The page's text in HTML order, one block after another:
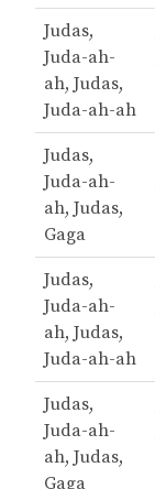
Judas,
Juda-ah-
ah, Judas,
Juda-ah-ah
Judas,
Juda-ah-
ah, Judas,
Gaga
Judas,
Juda-ah-
ah, Judas,
Juda-ah-ah
Judas,
Juda-ah-
ah, Judas,
Gaga